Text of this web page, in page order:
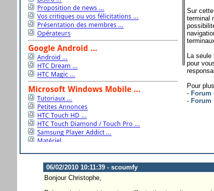
Sur
terminal
La seule
pour
Pour
- Forum
- Forum
06/02/2010 10:11:39 - scoumfy
Bonjour Christophe,